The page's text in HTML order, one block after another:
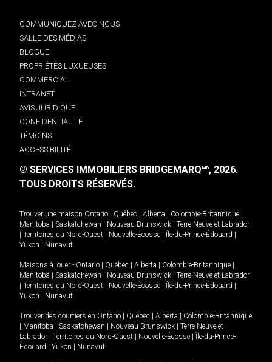
COMMUNIQUEZ AVEC NOUS
SALLE DES MÉDIAS
BLOGUE
PROPRIÉTÉS LUXUEUSES
COMMERCIAL
INTRANET
AVIS JURIDIQUE
CONFIDENTIALITÉ
TÉMOINS
ACCESSIBILITÉ
© SERVICES IMMOBILIERS BRIDGEMARQMD, 2026.
TOUS DROITS RÉSERVÉS.
Trouver une maison Ontario Québec Alberta Colombie-Britannique
Manitoba
Saskatchewan Nouveau-Brunswick
Terre-Neuve-et-Labrador
Territoires du Nord-Ouest Nouvelle-Écosse Île-du-Prince-Édouard
Yukon
Nunavut.
Maisons à louer - Ontario Québec Alberta Colombie-Britannique
Manitoba
Saskatchewan Nouveau-Brunswick
Terre-Neuve-et-Labrador
Territoires du Nord-Ouest Nouvelle-Écosse Île-du-Prince-Édouard
Yukon
Nunavut.
Trouver des courtiers en Ontario Québec Alberta
Colombie-Britannique
Manitoba Saskatchewan Nouveau-Brunswick
Terre-Neuve-et-
Labrador
Territoires du Nord-Ouest Nouvelle-Écosse
Île-du-Prince-
Édouard
Yukon Nunavut